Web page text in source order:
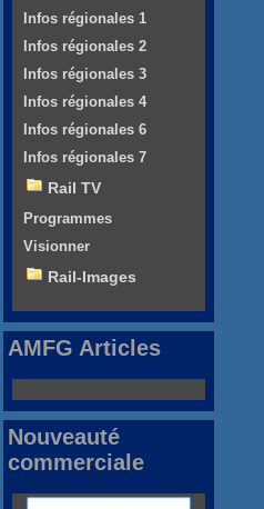
Infos régionales 1
Infos régionales 2
Infos régionales 3
Infos régionales 4
Infos régionales 6
Infos régionales 7
Rail TV
Programmes
Visionner
Rail-Images
AMFG Articles
Nouveauté
commerciale